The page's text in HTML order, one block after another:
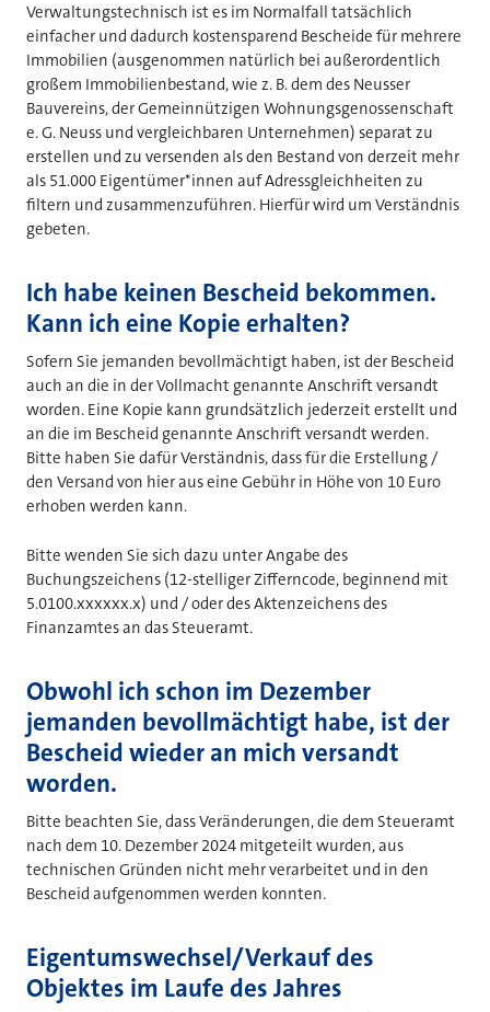
Verwaltungstechnisch ist es im Normalfall tatsächlich
einfacher und dadurch kostensparend Bescheide für mehrere
Immobilien (ausgenommen natürlich bei außerordentlich
großem Immobilienbestand, wie z. B. dem des Neusser
Bauvereins, der Gemeinnützigen Wohnungsgenossenschaft
e. G. Neuss und vergleichbaren Unternehmen) separat zu
erstellen und zu versenden als den Bestand von derzeit mehr
als 51.000 Eigentümer*innen auf Adressgleichheiten zu
filtern und zusammenzuführen. Hierfür wird um Verständnis
gebeten.
Ich habe keinen Bescheid bekommen.
Kann ich eine Kopie erhalten?
Sofern Sie jemanden bevollmächtigt haben, ist der Bescheid
auch an die in der Vollmacht genannte Anschrift versandt
worden. Eine Kopie kann grundsätzlich jederzeit erstellt und
an die im Bescheid genannte Anschrift versandt werden.
Bitte haben Sie dafür Verständnis, dass für die Erstellung /
den Versand von hier aus eine Gebühr in Höhe von 10 Euro
erhoben werden kann.
Bitte wenden Sie sich dazu unter Angabe des
Buchungszeichens (12-stelliger Zifferncode, beginnend mit
5.0100.xxxxxx.x) und / oder des Aktenzeichens des
Finanzamtes an das Steueramt.
Obwohl ich schon im Dezember
jemanden bevollmächtigt habe, ist der
Bescheid wieder an mich versandt
worden.
Bitte beachten Sie, dass Veränderungen, die dem Steueramt
nach dem 10. Dezember 2024 mitgeteilt wurden, aus
technischen Gründen nicht mehr verarbeitet und in den
Bescheid aufgenommen werden konnten.
Eigentumswechsel/Verkauf des
Objektes im Laufe des Jahres